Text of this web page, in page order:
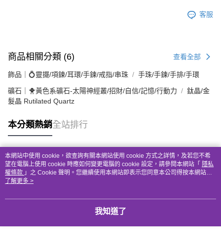
客服
商品相關分類 (6) 查看全部
飾品｜💍靈擺/項鍊/耳環/手鍊/戒指/串珠 手珠/手鍊/手排/手環
礦石｜🐥黃色系礦石-太陽神經叢/招財/自信/記憶/行動力
鈦晶/金
髮晶 Rutilated Quartz
本分類熱銷全站排行
熱門標籤
本網站中使用 cookie，欲查詢有關本網站使用 cookie 方式之詳情，及若您不希
望在電腦上使用 cookie 時應如何變更電腦的 cookie 設定，請參閱本網站「 隱私
權條款 」之 Cookie 聲明。您繼續使用本網站即表示您同意本公司得按本網站使
用條款之 Cookie 聲明使用 cookie。
了解更多 >
我知道了